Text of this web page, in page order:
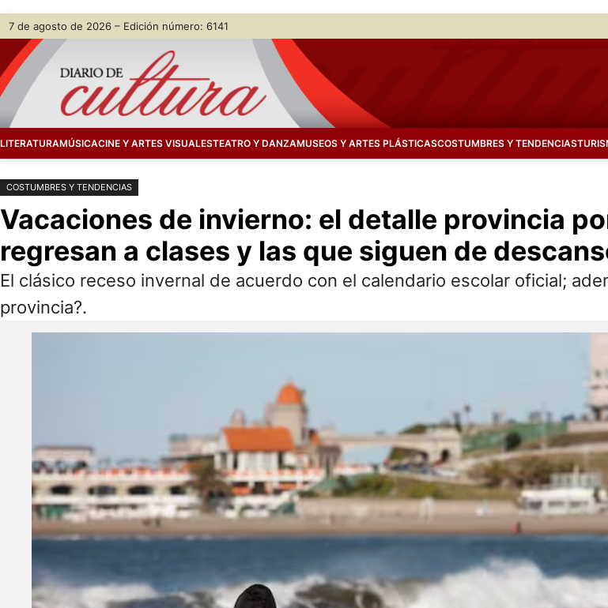
Saltar
contenido
Skip
content
7 de agosto de 2026 – Edición número: 6141
LITERATURAMÚSICACINE Y ARTES VISUALESTEATRO Y DANZAMUSEOS Y ARTES PLÁSTICASCOSTUMBRES Y TENDENCIAS
COSTUMBRES Y TENDENCIAS
Vacaciones de invierno: el detalle provincia
regresan a clases y las que siguen de
El clásico receso invernal de acuerdo con el calendario escolar oficial;
provincia?.